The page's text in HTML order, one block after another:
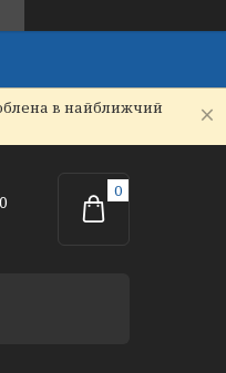
в найближчий